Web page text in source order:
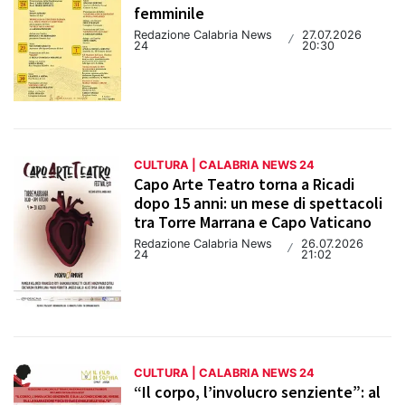
femminile
Redazione Calabria News
24
/
27.07.2026
20:30
CULTURA | CALABRIA NEWS 24
Capo Arte Teatro torna a Ricadi
dopo 15 anni: un mese di spettacoli
tra Torre Marrana e Capo Vaticano
Redazione Calabria News
24
/
26.07.2026
21:02
CULTURA | CALABRIA NEWS 24
“Il corpo, l’involucro senziente”: al